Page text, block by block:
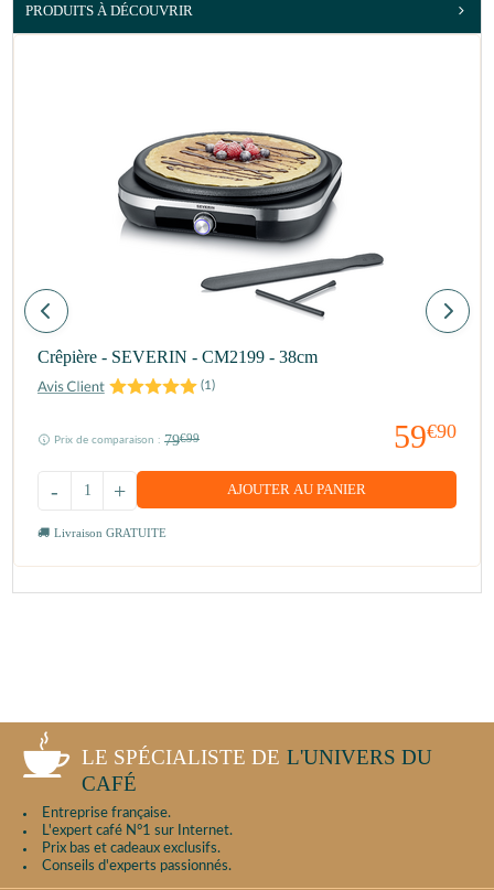
PRODUITS À DÉCOUVRIR
Crêpière - SEVERIN - CM2199 - 38cm
(1)
59€90
Prix de comparaison : 79€99
+
- AJOUTER AU PANIER
Livraison GRATUITE
LE SPÉCIALISTE DE L'UNIVERS DU
CAFÉ
Entreprise française.
L'expert café N°1 sur Internet.
Prix bas et cadeaux exclusifs.
Conseils d'experts passionnés.